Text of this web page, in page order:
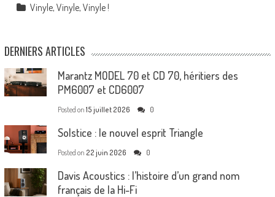
Vinyle, Vinyle, Vinyle !
DERNIERS ARTICLES
Marantz MODEL 70 et CD 70, héritiers des
PM6007 et CD6007
Posted on 15 juillet 2026 0
Solstice : le nouvel esprit Triangle
Posted on 22 juin 2026 0
Davis Acoustics : l’histoire d’un grand nom
français de la Hi-Fi